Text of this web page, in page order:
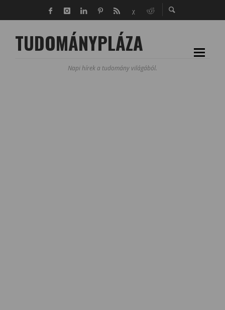
TUDOMÁNYPLÁZA
Napi hírek a tudomány világából.